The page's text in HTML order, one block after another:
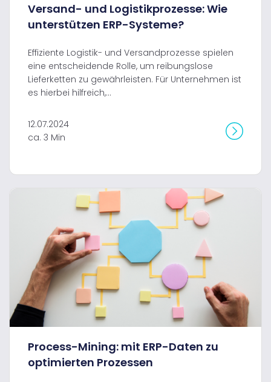
Versand- und Logistikprozesse: Wie
unterstützen ERP-Systeme?
Effiziente Logistik- und Versandprozesse spielen
eine entscheidende Rolle, um reibungslose
Lieferketten zu gewährleisten. Für Unternehmen ist
es hierbei hilfreich,...
12.07.2024
ca. 3 Min
Process-Mining: mit ERP-Daten zu
optimierten Prozessen